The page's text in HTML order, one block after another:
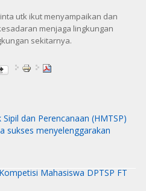
utk ikut menyampaikan dan
menjaga lingkungan
sekitarnya.
dan Perencanaan (HMTSP)
sukses menyelenggarakan
Mahasiswa DPTSP FT